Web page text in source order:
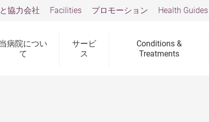
当病院につい
て
サービ
ス
Conditions &
Treatments
協力会社 Facilities プロモーション Health Guides